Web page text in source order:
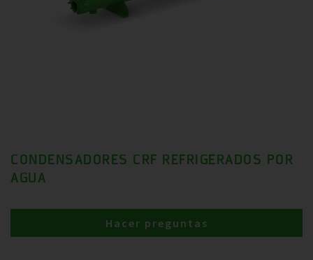
CONDENSADORES CRF REFRIGERADOS POR
AGUA
Hacer preguntas